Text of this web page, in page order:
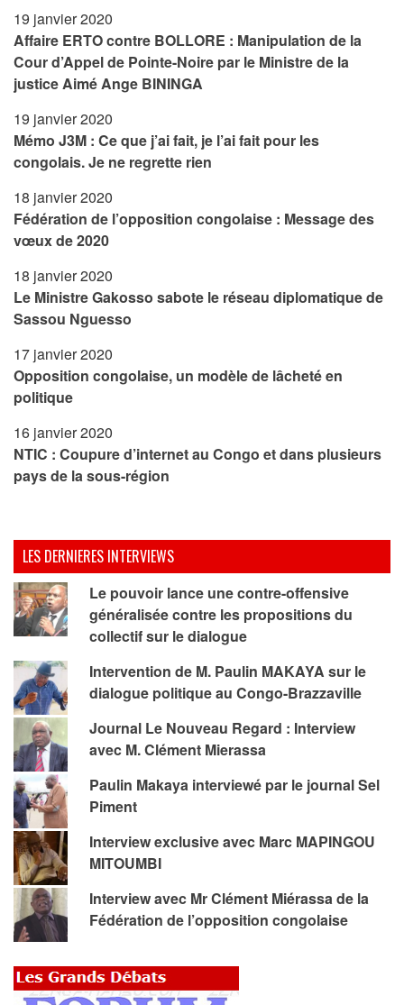
19 janvier 2020
Affaire ERTO contre BOLLORE : Manipulation de la
Cour d’Appel de Pointe-Noire par le Ministre de la
justice Aimé Ange BININGA
19 janvier 2020
Mémo J3M : Ce que j’ai fait, je l’ai fait pour les
congolais. Je ne regrette rien
18 janvier 2020
Fédération de l’opposition congolaise : Message des
vœux de 2020
18 janvier 2020
Le Ministre Gakosso sabote le réseau diplomatique de
Sassou Nguesso
17 janvier 2020
Opposition congolaise, un modèle de lâcheté en
politique
16 janvier 2020
NTIC : Coupure d’internet au Congo et dans plusieurs
pays de la sous-région
LES DERNIERES INTERVIEWS
Le pouvoir lance une contre-offensive
généralisée contre les propositions du
collectif sur le dialogue
Intervention de M. Paulin MAKAYA sur le
dialogue politique au Congo-Brazzaville
Journal Le Nouveau Regard : Interview
avec M. Clément Mierassa
Paulin Makaya interviewé par le journal Sel
Piment
Interview exclusive avec Marc MAPINGOU
MITOUMBI
Interview avec Mr Clément Miérassa de la
Fédération de l’opposition congolaise